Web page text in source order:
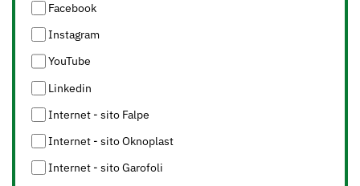
Facebook
Instagram
YouTube
Linkedin
Internet - sito Falpe
Internet - sito Oknoplast
Internet - sito Garofoli